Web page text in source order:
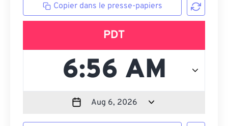
Copier dans le presse-papiers
PDT